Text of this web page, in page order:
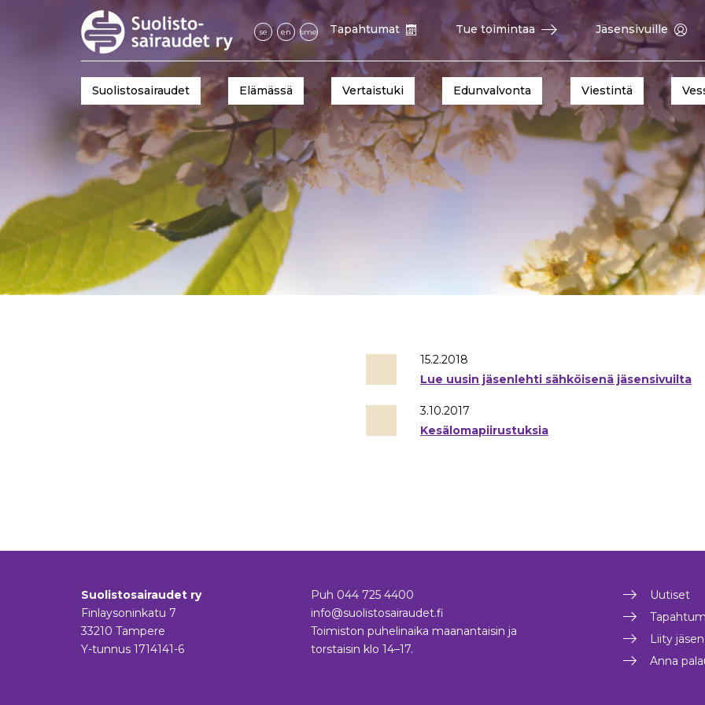
se en sme Tapahtumat Tue toimintaa Jäsensivuille
Suolistosairaudet Elämässä Vertaistuki Edunvalvonta Viestintä
15.2.2018
Lue uusin jäsenlehti sähköisenä jäsensivuilta
3.10.2017
Kesälomapiirustuksia
Suolistosairaudet ry
Finlaysoninkatu 7
33210 Tampere
Y-tunnus 1714141-6
Puh 044 725 4400
info@suolistosairaudet.fi
Toimiston puhelinaika maanantaisin ja
torstaisin klo 14–17.
Uutiset
Liity
Anna